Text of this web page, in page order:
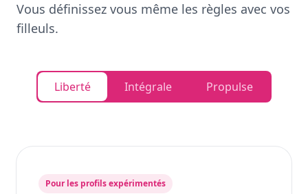
Vous définissez vous même les règles avec vos
filleuls.
Liberté Intégrale Propulse
Pour les profils expérimentés